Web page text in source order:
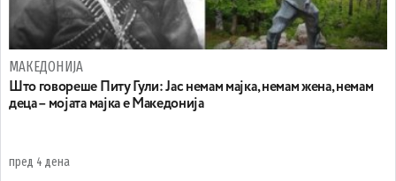
МАКЕДОНИЈА
Што говореше Питу Гули: Јас немам мајка, немам жена, немам
деца – мојата мајка е Македонија
пред 4 дена